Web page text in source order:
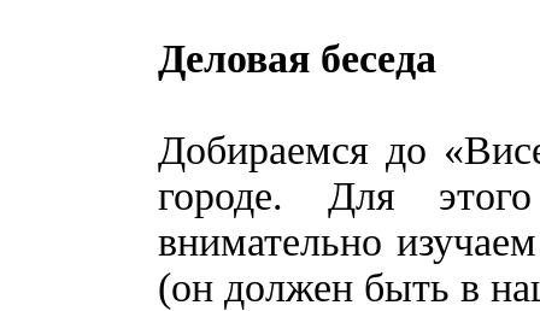
Деловая беседа
Добираемся до
городе. Для
внимательно
(он должен быть в